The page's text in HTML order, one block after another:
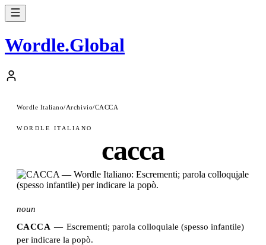
Wordle.Global
Wordle Italiano/Archivio/CACCA
WORDLE ITALIANO
cacca
noun
CACCA — Escrementi; parola colloquiale (spesso infantile)
per indicare la popò.